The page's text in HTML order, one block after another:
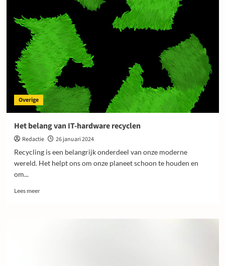
bij
Postmus
voor
je
droomtuin
Overige
Het belang van IT-hardware recyclen
Redactie
26 januari 2024
Recycling is een belangrijk onderdeel van onze moderne
wereld. Het helpt ons om onze planeet schoon te houden en
om...
Lees meerLees